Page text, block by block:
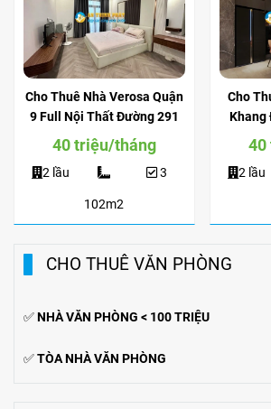
Cho Thuê Nhà Verosa Quận
9 Full Nội Thất Đường 291
40 triệu/tháng
2 lầu
102m2
3
Cho
Khang
40
2 lầu
CHO THUÊ VĂN PHÒNG
✅NHÀ VĂN PHÒNG < 100 TRIỆU
✅TÒA NHÀ VĂN PHÒNG